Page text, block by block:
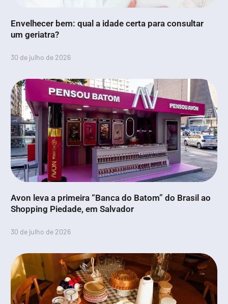
Envelhecer bem: qual a idade certa para consultar
um geriatra?
30 de julho de 2026
Avon leva a primeira “Banca do Batom” do Brasil ao
Shopping Piedade, em Salvador
30 de julho de 2026